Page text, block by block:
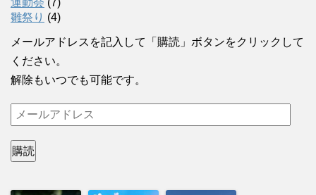
雛祭り (4)
メールアドレスを記入して「購読」ボタンをクリックして
ください。
解除もいつでも可能です。
メ
ル
ド
購読